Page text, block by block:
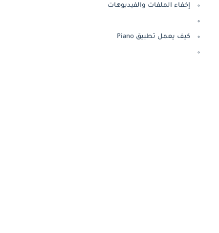
إخفاء الملفات والفيديوهات
كيف يعمل تطبيق Piano